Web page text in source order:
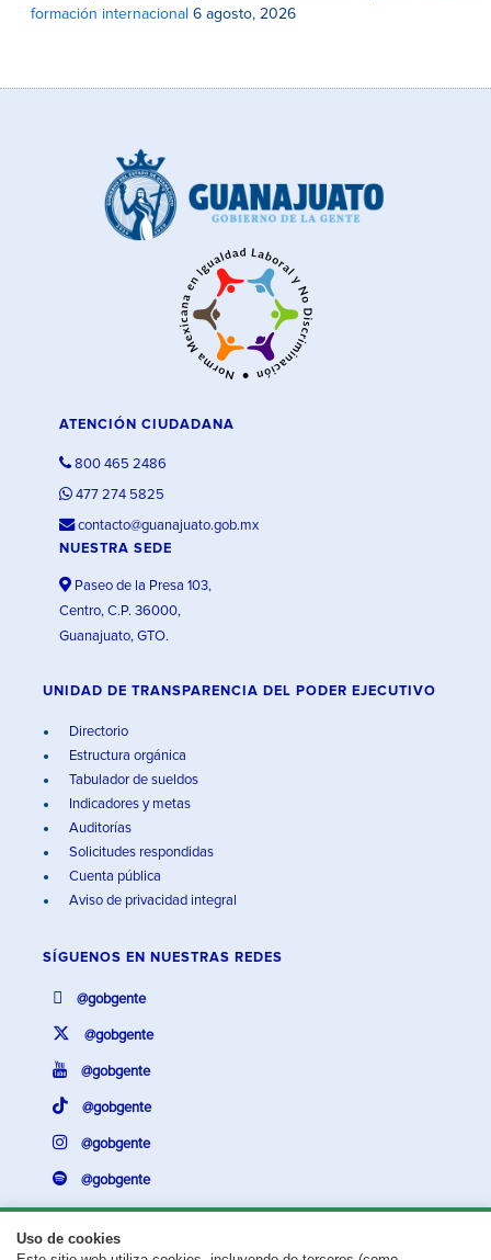
formación internacional 6 agosto, 2026
Uso de cookies
ATENCIÓN CIUDADANA
800 465 2486
477 274 5825
contacto@guanajuato.gob.mx
NUESTRA SEDE
Paseo de la Presa 103,
Centro, C.P. 36000,
Guanajuato, GTO.
UNIDAD DE TRANSPARENCIA DEL PODER EJECUTIVO
Directorio
Estructura orgánica
Tabulador de sueldos
Indicadores y metas
Auditorías
Solicitudes respondidas
Cuenta pública
Aviso de privacidad integral
SÍGUENOS EN NUESTRAS REDES
@gobgente
@gobgente
@gobgente
@gobgente
@gobgente
@gobgente